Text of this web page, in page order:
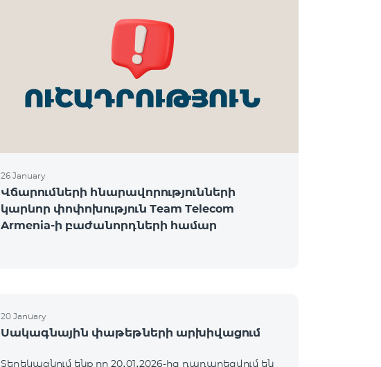
26 January
Վճարումների հնարավորությունների
կարևոր փոփոխություն Team Telecom
Armenia-ի բաժանորդների համար
20 January
Սակագնային փաթեթների արխիվացում
Տեղեկացնում ենք որ 20․01․2026-ից դադարեցվում են